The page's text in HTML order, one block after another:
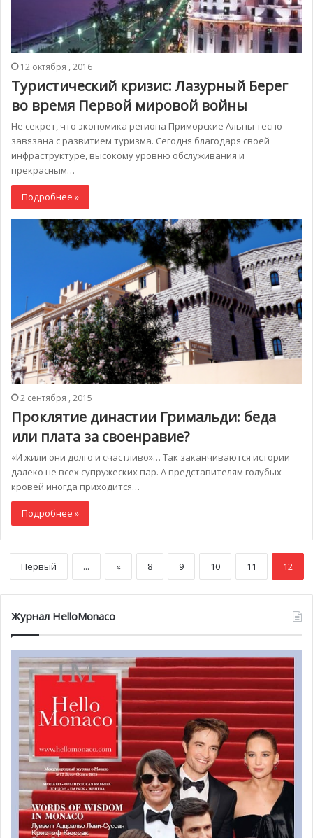
12 октября , 2016
Туристический кризис: Лазурный Берег
во время Первой мировой войны
Не секрет, что экономика региона Приморские Альпы тесно
завязана с развитием туризма. Сегодня благодаря своей
инфраструктуре, высокому уровню обслуживания и
прекрасным…
Подробнее »
2 сентября , 2015
Проклятие династии Гримальди: беда
или плата за своенравие?
«И жили они долго и счастливо»… Так заканчиваются истории
далеко не всех супружеских пар. А представителям голубых
кровей иногда приходится…
Подробнее »
Первый ... « 8 9 10 11 12
Журнал HelloMonaco